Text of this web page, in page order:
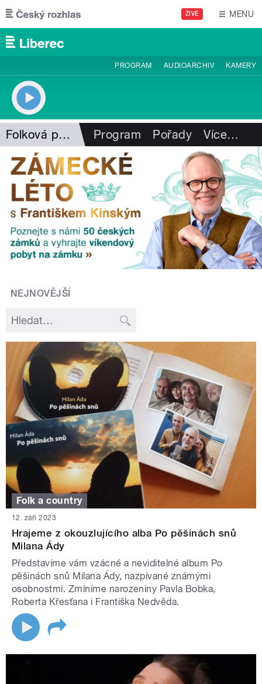
Přejít k hlavnímu obsahu
ŽIVĚ MENU
PROGRAM AUDIOARCHIV KAMERY
Folková pohlazení Program Pořady Více…
NEJNOVĚJŠÍ
Folk a country
12. září 2023
Hrajeme z okouzlujícího alba Po pěšinách snů
Milana Ády
Představíme vám vzácné a neviditelné album Po
pěšinách snů Milana Ády, nazpívané známými
osobnostmi. Zmíníme narozeniny Pavla Bobka,
Roberta Křesťana i Františka Nedvěda.